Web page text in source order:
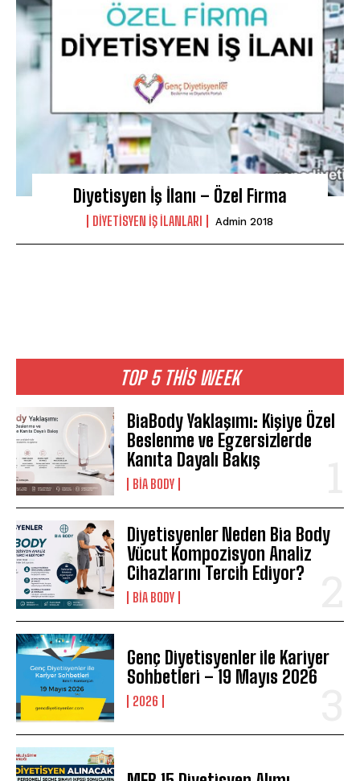
Diyetisyen İş İlanı – Özel Firma
DIYETISYEN IŞ ILANLARI Admin 2018
TOP 5 THIS WEEK
BiaBody Yaklaşımı: Kişiye Özel
Beslenme ve Egzersizlerde
Kanıta Dayalı Bakış
BIA BODY
Diyetisyenler Neden Bia Body
Vücut Kompozisyon Analiz
Cihazlarını Tercih Ediyor?
BIA BODY
Genç Diyetisyenler ile Kariyer
Sohbetleri – 19 Mayıs 2026
2026